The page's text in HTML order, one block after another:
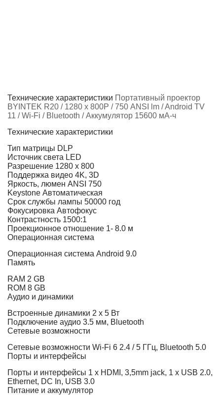
Технические характеристики Портативный проектор
BYINTEK R20 / 1280 х 800Р / 750 ANSI lm / Android TV
11 / Wi-Fi / Bluetooth / Аккумулятор 15600 мА-ч
Технические характеристики
Тип матрицы DLP
Источник света LED
Разрешение 1280 х 800
Поддержка видео 4K, 3D
Яркость, люмен ANSI 750
Keystone Автоматическая
Срок службы лампы 50000 год
Фокусировка Автофокус
Контрастность 1500:1
Проекционное отношение 1- 8.0 м
Операционная система
Операционная система Android 9.0
Память
RAM 2 GB
ROM 8 GB
Аудио и динамики
Встроенные динамики 2 х 5 Вт
Подключение аудио 3.5 мм, Bluetooth
Сетевые возможности
Сетевые возможности Wi-Fi 6 2.4 / 5 ГГц, Bluetooth 5.0
Порты и интерфейсы
Порты и интерфейсы 1 x HDMI, 3,5mm jack, 1 x USB 2.0,
Ethernet, DC In, USB 3.0
Питание и аккумулятор